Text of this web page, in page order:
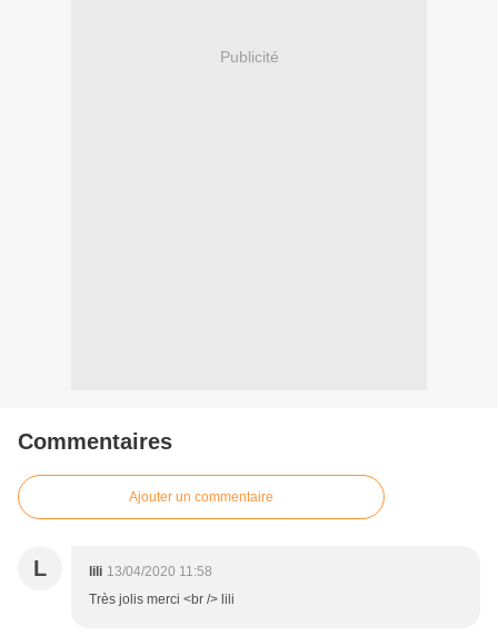
Publicité
Commentaires
Ajouter un commentaire
L lili 13/04/2020 11:58
Très jolis merci <br /> lili